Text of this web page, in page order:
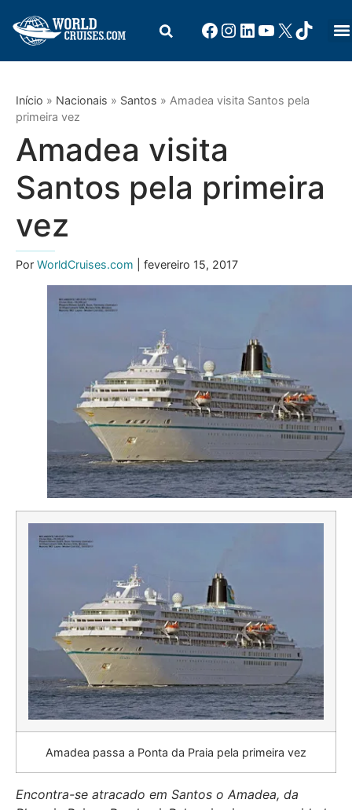
Início » Nacionais » Santos » Amadea visita Santos pela
primeira vez
Amadea visita
Santos pela primeira
vez
Por WorldCruises.com | fevereiro 15, 2017
Amadea passa a Ponta da Praia pela primeira vez
Encontra-se atracado em Santos o Amadea, da